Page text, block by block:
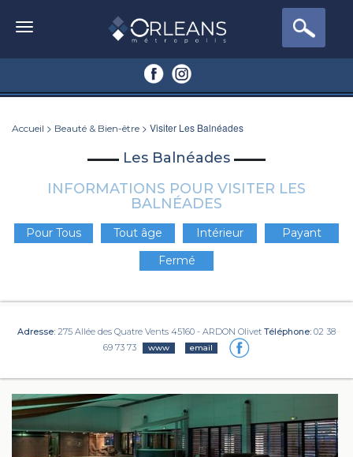
Accueil > Beauté & Bien-être > Visiter Les Balnéades
Les Balnéades
INFORMATIONS POUR VISITER LES
BALNÉADES
Pour Tous Tout âge Intérieur
Payant
Fermé
Adresse: 275 Allée des Quatre Vents 45160 - ARDON Olivet Téléphone: 02 38
69 73 73
www email